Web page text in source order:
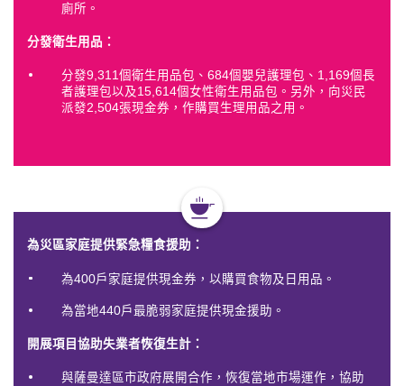
廁所。
分發衛生用品：
分發9,311個衛生用品包、684個嬰兒護理包、1,169個長
者護理包以及15,614個女性衛生用品包。另外，向災民
派發2,504張現金券，作購買生理用品之用。
為災區家庭提供緊急糧食援助：
為400戶家庭提供現金券，以購買食物及日用品。
為當地440戶最脆弱家庭提供現金援助。
開展項目協助失業者恢復生計：
與薩曼達區市政府展開合作，恢復當地市場運作，協助